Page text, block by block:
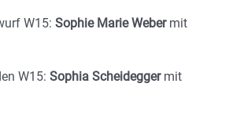
W15: Sophie Marie Webermit
W15: Sophia Scheideggermit